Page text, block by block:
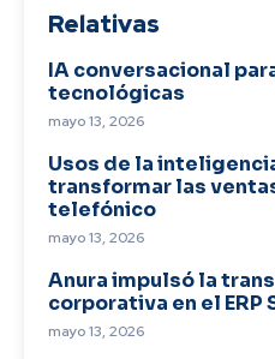
Relativas
IA conversacional
tecnológicas
mayo 13, 2026
Usos de la
transformar las
telefónico
mayo 13, 2026
Anura impulsó la
corporativa en el ERP
mayo 13, 2026